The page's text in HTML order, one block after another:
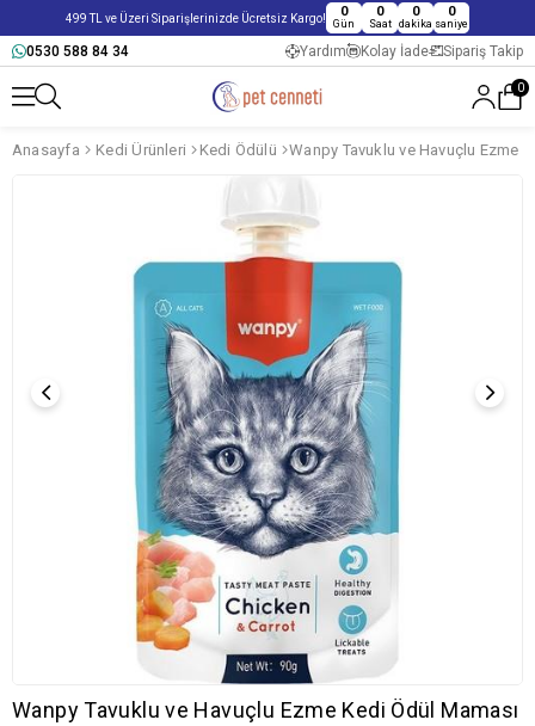
499 TL ve Üzeri Siparişlerinizde Ücretsiz Kargo! 0
Gün
0
Saat
0
dakika
0
saniye
0530 588 84 34 Yardım Kolay İade Sipariş Takip
0
Anasayfa Kedi Ürünleri Kedi Ödülü Wanpy Tavuklu ve Havuçlu Ezme
Wanpy Tavuklu ve Havuçlu Ezme Kedi Ödül Maması